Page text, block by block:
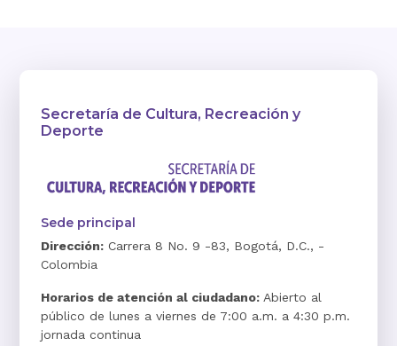
Secretaría de Cultura, Recreación y
Deporte
Sede principal
Dirección: Carrera 8 No. 9 -83, Bogotá, D.C., -
Colombia
Horarios de atención al ciudadano:Abierto al
público de lunes a viernes de 7:00 a.m. a 4:30 p.m.
jornada continua